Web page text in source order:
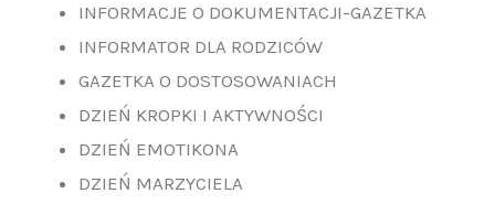
INFORMACJE O DOKUMENTACJI-GAZETKA
INFORMATOR DLA RODZICÓW
GAZETKA O DOSTOSOWANIACH
DZIEŃ KROPKI I AKTYWNOŚCI
DZIEŃ EMOTIKONA
DZIEŃ MARZYCIELA